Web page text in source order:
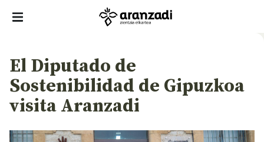
El Diputado de
Sostenibilidad de Gipuzkoa
visita Aranzadi